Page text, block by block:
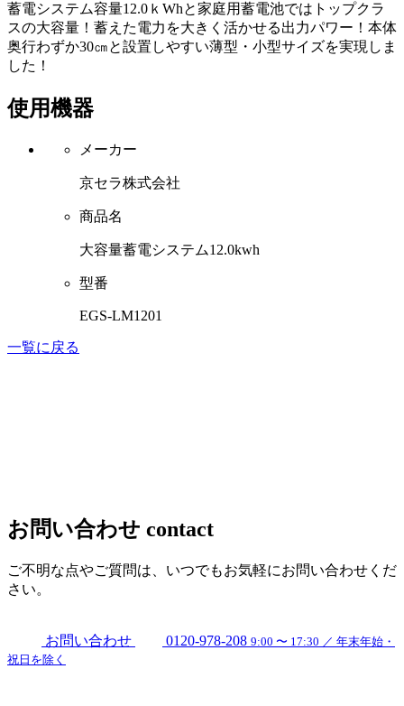
蓄電システム容量12.0ｋWhと家庭用蓄電池ではトップクラ
スの大容量！蓄えた電力を大きく活かせる出力パワー！本体
奥行わずか30㎝と設置しやすい薄型・小型サイズを実現しま
した！
使用機器
メーカー
京セラ株式会社
商品名
大容量蓄電システム12.0kwh
型番
EGS-LM1201
一覧に戻る
お問い合わせ contact
ご不明な点やご質問は、いつでもお気軽にお問い合わせくだ
さい。
お問い合わせ 0120-978-208 9:00 〜 17:30 ／ 年末年始・
祝日を除く